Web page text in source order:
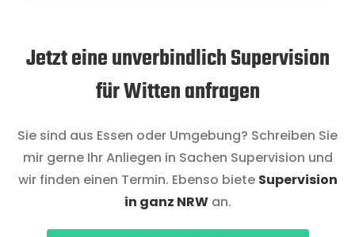
Jetzt eine unverbindlich Supervision
für Witten anfragen
Sie sind aus Essen oder Umgebung? Schreiben Sie
mir gerne Ihr Anliegen in Sachen Supervision und
wir finden einen Termin. Ebenso biete Supervision
in ganz NRWan.